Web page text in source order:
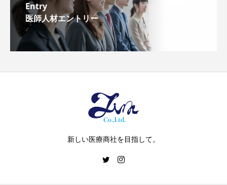
Entry
医師人材エントリー
新しい医療商社を目指して。